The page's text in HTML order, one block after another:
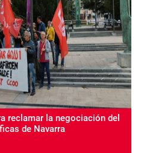
reclamar la negociación del
de Navarra